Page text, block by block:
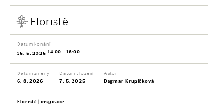
Floristé
Datum konání
15. 5. 2025 14:00 - 16:00
Datum změny
6. 8. 2026
Datum vložení
7. 5. 2025
Autor
Dagmar Krupičková
Floristé inspirace